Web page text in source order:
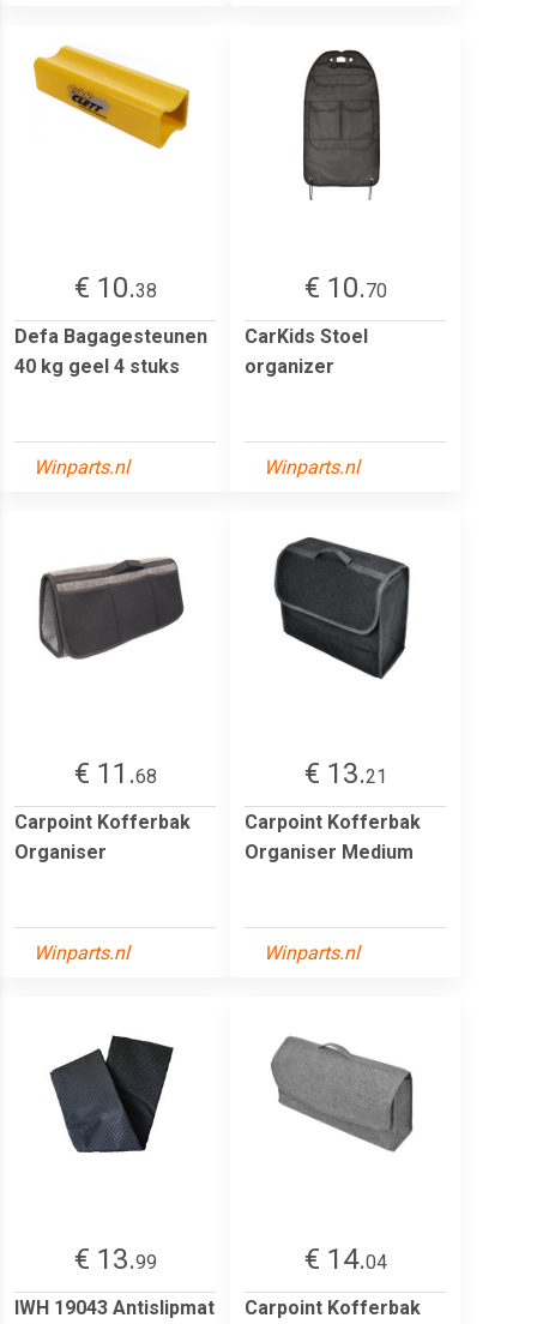
€ 10.38
Defa Bagagesteunen
40 kg geel 4 stuks
Winparts.nl
€ 10.70
CarKids Stoel
organizer
Winparts.nl
€ 11.68
Carpoint Kofferbak
Organiser
Winparts.nl
€ 13.21
Carpoint Kofferbak
Organiser Medium
Winparts.nl
€ 13.99
IWH 19043 Antislipmat
€ 14.04
Carpoint Kofferbak